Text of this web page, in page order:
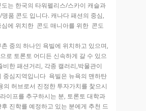
는 한국의 타워펠리스/스카이 캐슬과
품 콘도 입니다. 캐나다 패션의 중심,
에 위치한 콘도 매니아를 위한 콘도
중의 하나인 욕빌에 위치하고 있으며,
로 토론토 어디든 신속하게 갈 수 있으
비한 패션거리, 각종 캘러리,박물관이
중심지역입니다 욕빌은 뉴욕의 맨하탄
의 허브로서 진정한 투자가치를 찿으시
이프를 추구하시는 분, 토론토 대학과
진학를 예정하고 있는 분에게 추천 드